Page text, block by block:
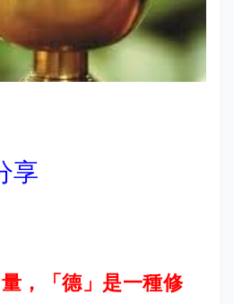
享
量，「德」是一種修